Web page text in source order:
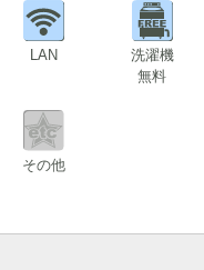
LAN
洗濯機
無料
その他